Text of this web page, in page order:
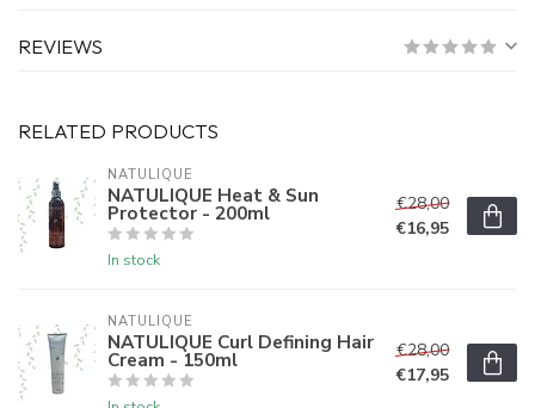
REVIEWS
RELATED PRODUCTS
NATULIQUE
NATULIQUE Heat & Sun
Protector - 200ml
In stock
€28,00
€16,95
NATULIQUE
NATULIQUE Curl Defining Hair
Cream - 150ml
€28,00
€17,95